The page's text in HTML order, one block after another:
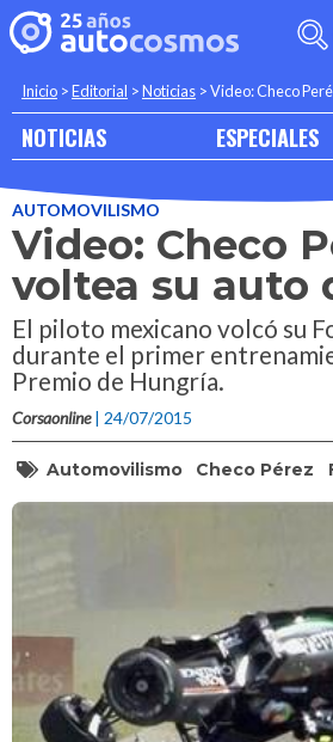
Inicio >Editorial >Noticias >Video: Checo
NOTICIAS ESPECIALES
AUTOMOVILISMO
Video: Checo
voltea su auto
El piloto mexicano volcó su
durante el primer
Premio de Hungría.
Corsaonline | 24/07/2015
Automovilismo Checo Pérez